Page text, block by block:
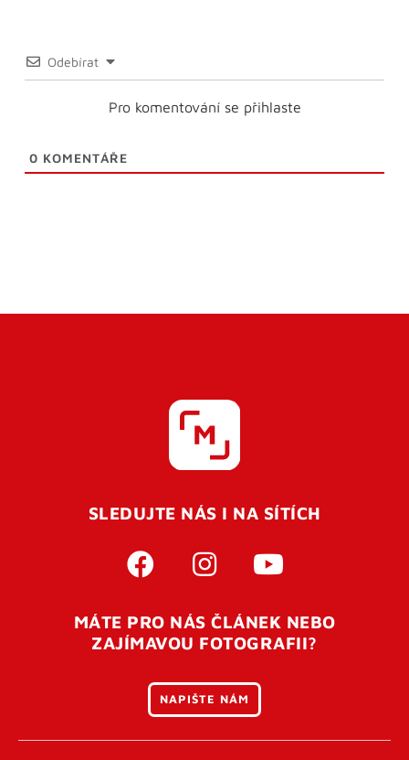
Odebírat
Pro komentování se přihlaste
0 KOMENTÁŘE
SLEDUJTE NÁS I NA SÍTÍCH
MÁTE PRO NÁS ČLÁNEK NEBO
ZAJÍMAVOU FOTOGRAFII?
NAPIŠTE NÁM